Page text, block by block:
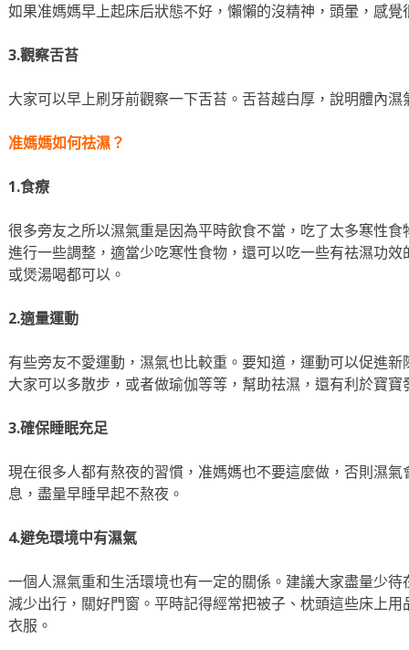
如果准媽媽早上起床后狀態不好，懶懶的沒精神，頭暈，感
3.觀察舌苔
大家可以早上刷牙前觀察一下舌苔。舌苔越白厚，說明體內濕
准媽媽如何祛濕？
1.食療
很多旁友之所以濕氣重是因為平時飲食不當，吃了太多寒性
進行一些調整，適當少吃寒性食物，還可以吃一些有祛濕功
或煲湯喝都可以。
2.適量運動
有些旁友不愛運動，濕氣也比較重。要知道，運動可以促進
大家可以多散步，或者做瑜伽等等，幫助祛濕，還有利於寶寶
3.確保睡眠充足
現在很多人都有熬夜的習慣，准媽媽也不要這麼做，否則濕
息，盡量早睡早起不熬夜。
4.避免環境中有濕氣
一個人濕氣重和生活環境也有一定的關係。建議大家盡量少
減少出行，關好門窗。平時記得經常把被子、枕頭這些床上
衣服。